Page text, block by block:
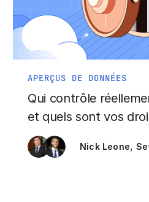
APERÇUS DE DONNÉES
Qui contrôle
et quels sont vos
Nick Leone,